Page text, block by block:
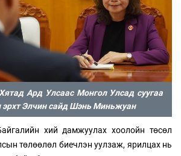
Ард Улсаас Монгол Улсад суугаа
эрхт Элчин сайд Шэнь Миньжуан
хий дамжуулах хоолойн төсөл
төлөөлөл биечлэн уулзаж, ярилцах нь